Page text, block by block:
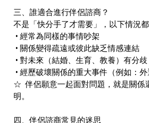
三、誰適合進行伴侶諮商？
不是「快分手了才需要」，以下情況都
• 經常為同樣的事情吵架
• 關係變得疏遠或彼此缺乏情感連結
• 對未來（結婚、生育、教養）有分歧
• 經歷破壞關係的重大事件（例如：外
☆ 伴侶願意一起面對問題，就是關係
明。
四、伴侶諮商常見的迷思